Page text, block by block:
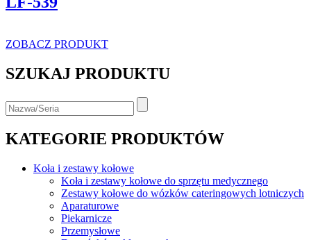
ZOBACZ PRODUKT
SZUKAJ PRODUKTU
KATEGORIE PRODUKTÓW
Koła i zestawy kołowe
Koła i zestawy kołowe do sprzętu medycznego
Zestawy kołowe do wózków cateringowych lotniczych
Aparaturowe
Piekarnicze
Przemysłowe